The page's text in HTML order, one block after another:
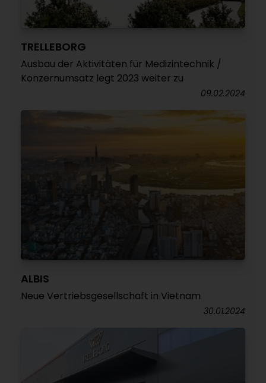
TRELLEBORG
Ausbau der Aktivitäten für Medizintechnik /
Konzernumsatz legt 2023 weiter zu
09.02.2024
ALBIS
Neue Vertriebsgesellschaft in Vietnam
30.01.2024